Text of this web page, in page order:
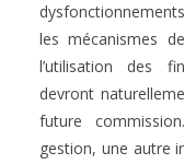
les mécanismes
l’utilisation des
devront
future
gestion, une autre